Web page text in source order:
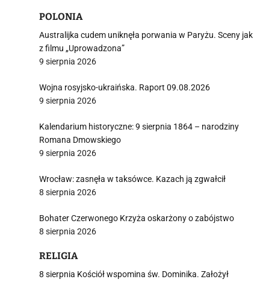
POLONIA
Australijka cudem uniknęła porwania w Paryżu. Sceny jak
z filmu „Uprowadzona”
9 sierpnia 2026
Wojna rosyjsko-ukraińska. Raport 09.08.2026
9 sierpnia 2026
Kalendarium historyczne: 9 sierpnia 1864 – narodziny
Romana Dmowskiego
9 sierpnia 2026
Wrocław: zasnęła w taksówce. Kazach ją zgwałcił
8 sierpnia 2026
Bohater Czerwonego Krzyża oskarżony o zabójstwo
8 sierpnia 2026
RELIGIA
8 sierpnia Kościół wspomina św. Dominika. Założył